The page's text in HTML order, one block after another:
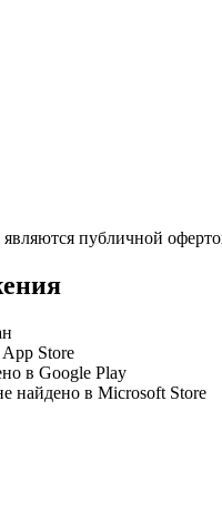
публичной
Store
в Google Play
найдено в Microsoft Store